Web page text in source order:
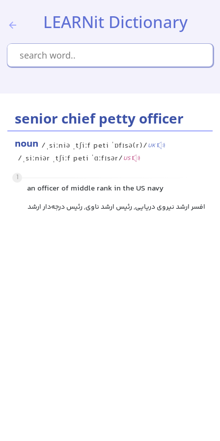
LEARNit Dictionary
senior chief petty officer
noun /ˌsiːniə ˌtʃiːf peti ˈɒfɪsə(r)/UK
/ˌsiːniər ˌtʃiːf peti ˈɑːfɪsər/US
1
an officer of middle rank in the US navy
افسر ارشد نیروی دریایی, رئیس ارشد ناوی, رئیس درجه‌دار ارشد